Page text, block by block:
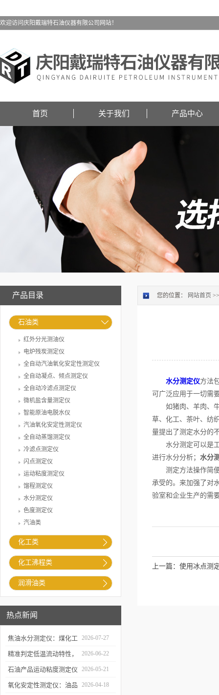
欢迎访问庆阳戴瑞特石油仪器有限公司网站！
首页 关于我们 产品中心
产品目录
石油类
红外分光测油仪
电炉残炭测定仪
全自动汽油氧化安定性测定仪
全自动凝点、倾点测定仪
全自动冷滤点测定仪
微机盐含量测定仪
智能原油电脱水仪
汽油氧化安定性测定仪
全自动蒸馏测定仪
冷滤点测定仪
闪点测定仪
运动粘度测定仪
馏程测定仪
水分测定仪
色度测定仪
汽油类
化工类
化工沸程类
润滑油类
热点新闻
焦油水分测定仪：煤化工
生产提质降耗的检测支撑
2026-07-27
精准判定低温流动特性，
凝点倾点测定仪助力油品
质量检测
2026-06-22
石油产品运动粘度测定仪
的技术原理与行业应用
2026-05-21
氧化安定性测定仪：油品 2026-04-18
您的位置： 网站首页
水分测定仪方法
可广泛应用于一切需
如猪肉、羊肉、牛
草、化工、茶叶、纺
量提出了测定水分的
水分测定可以是工
进行水分分析； 水分
测定方法操作简便
承受的。来加强了对
验室和企业生产的需
上一篇： 使用冰点测